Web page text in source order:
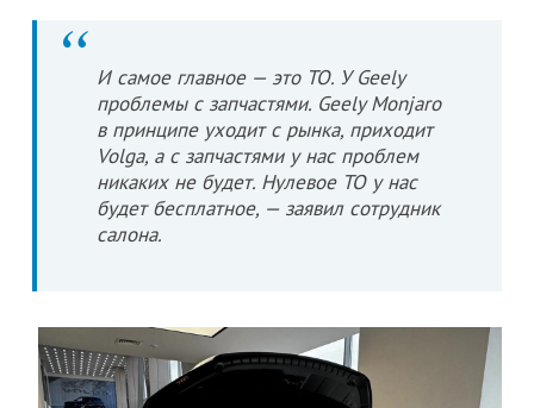
И самое главное — это ТО. У Geely
проблемы с запчастями. Geely Monjaro
в принципе уходит с рынка, приходит
Volga, а с запчастями у нас проблем
никаких не будет. Нулевое ТО у нас
будет бесплатное, — заявил сотрудник
салона.